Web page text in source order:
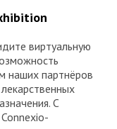
виртуальную
наших партнёров
С